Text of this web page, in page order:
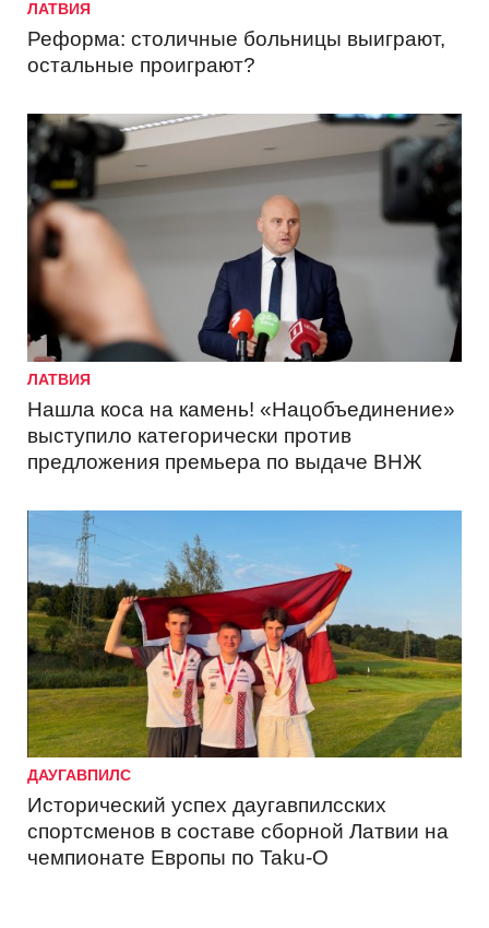
ЛАТВИЯ
Реформа: столичные больницы выиграют,
остальные проиграют?
ЛАТВИЯ
Нашла коса на камень! «Нацобъединение»
выступило категорически против
предложения премьера по выдаче ВНЖ
ДАУГАВПИЛС
Исторический успех даугавпилсских
спортсменов в составе сборной Латвии на
чемпионате Европы по Taku-O